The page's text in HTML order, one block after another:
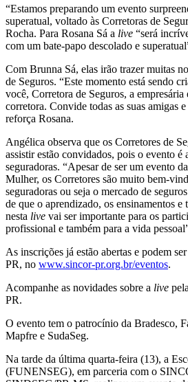
“Estamos preparando um evento
superatual, voltado às Corretoras de
Rocha. Para Rosana Sá a live “será
com um bate-papo descolado e
Com Brunna Sá, elas irão trazer muitas
de Seguros. “Este momento está sendo
você, Corretora de Seguros, a empresária
corretora. Convide todas as suas amigas
reforça Rosana.
Angélica observa que os Corretores de
assistir estão convidados, pois o evento é
seguradoras. “Apesar de ser um evento
Mulher, os Corretores são muito bem-
seguradoras ou seja o mercado de
de que o aprendizado, os ensinamentos
nesta live vai ser importante para os
profissional e também para a vida
As inscrições já estão abertas e podem
PR, no www.sincor-pr.org.br/eventos.
Acompanhe as novidades sobre a live
PR.
O evento tem o patrocínio da Bradesco,
Mapfre e SudaSeg.
Na tarde da última quarta-feira (13), a
(FUNENSEG), em parceria com o